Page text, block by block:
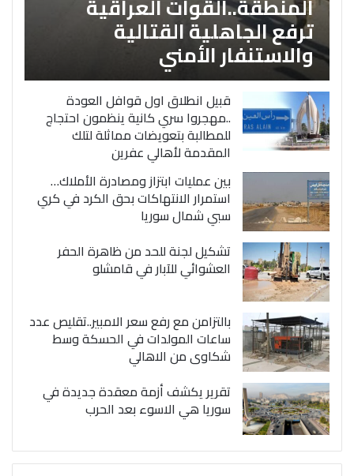
ترفع الجاهلية القتالية
والاستنفار الأمني
قبيل انطلاق اول قوافل العودة
..مهجروا سري كانية ينظمون احتجاج
للمطالبة بتعويضات مماثلة لتلك
المقدمة لأهالي عفرين
بين عمليات ابتزاز ومصادرة الأملاك…
استمرار الانتهاكات بحق الكرد في كري
سبي شمال سوريا
تشكيل لجنة للحد من ظاهرة الحفر
العشوائي للآبار في قامشلو
بالتزامن مع رفع سعر الامبير..تقليص عدد
ساعات المولدات في الحسكة وسط
شكاوى من الاهالي
تقرير يكشف أزمة معقدة جديدة في
سوريا هي الاسوء بعد الحرب